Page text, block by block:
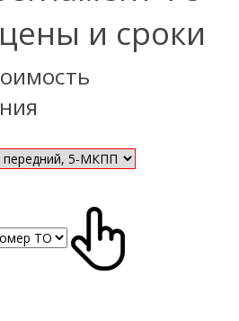
и сроки